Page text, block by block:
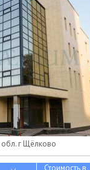
обл. г Щёлково
Стоимость в